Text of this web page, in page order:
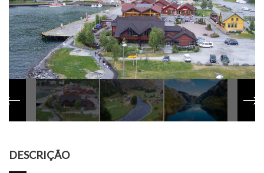
DESCRIÇÃO